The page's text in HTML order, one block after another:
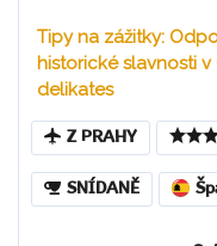
Tipy na zážitky:
historické slavnosti
delikates
Z PRAHY
SNÍDANĚ